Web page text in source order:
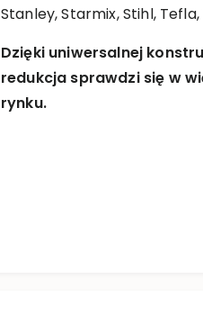
Stanley, Starmix, Stihl,
Dzięki uniwersalnej
redukcja sprawdzi się w
rynku.